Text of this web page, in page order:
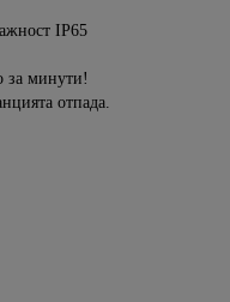
IP65
за минути!
отпада.